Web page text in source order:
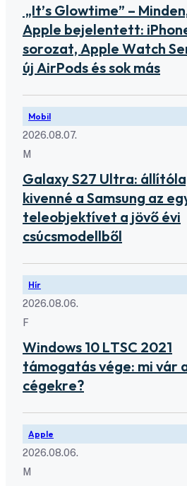
„It’s Glowtime” –
Apple bejelentett:
sorozat, Apple Watch
új AirPods és sok más
Mobil
2026.08.07.
M
Galaxy S27 Ultra:
kivenné a Samsung az
teleobjektívet a jövő évi
csúcsmodellből
Hír
2026.08.06.
F
Windows 10 LTSC 2021
támogatás vége: mi vár
cégekre?
Apple
2026.08.06.
M